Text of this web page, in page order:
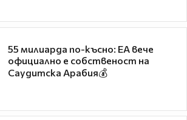
55 милиарда по-късно: EA вече
официално е собственост на
Саудитска Арабия💰